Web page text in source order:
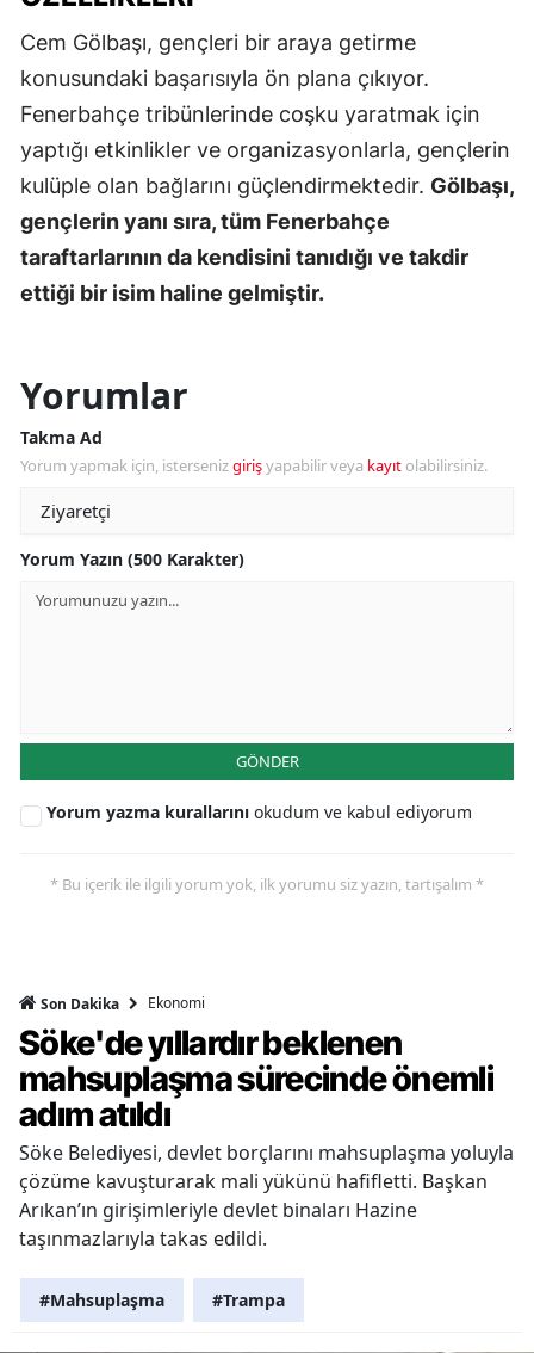
Cem Gölbaşı, gençleri bir araya getirme
konusundaki başarısıyla ön plana çıkıyor.
Fenerbahçe tribünlerinde coşku yaratmak için
yaptığı etkinlikler ve organizasyonlarla, gençlerin
kulüple olan bağlarını güçlendirmektedir. Gölbaşı,
gençlerin yanı sıra, tüm Fenerbahçe
taraftarlarının da kendisini tanıdığı ve takdir
ettiği bir isim haline gelmiştir.
Yorumlar
Takma Ad
Yorum yapmak için, istersenizgirişyapabilir veya kayıt olabilirsiniz.
Yorum Yazın (500 Karakter)
GÖNDER
Yorum yazma kurallarını okudum ve kabul ediyorum
* Bu içerik ile ilgili yorum yok, ilk yorumu siz yazın, tartışalım *
Son Dakika Ekonomi
Söke'de yıllardır beklenen
mahsuplaşma sürecinde önemli
adım atıldı
Söke Belediyesi, devlet borçlarını mahsuplaşma yoluyla
çözüme kavuşturarak mali yükünü hafifletti. Başkan
Arıkan’ın girişimleriyle devlet binaları Hazine
taşınmazlarıyla takas edildi.
#Mahsuplaşma #Trampa